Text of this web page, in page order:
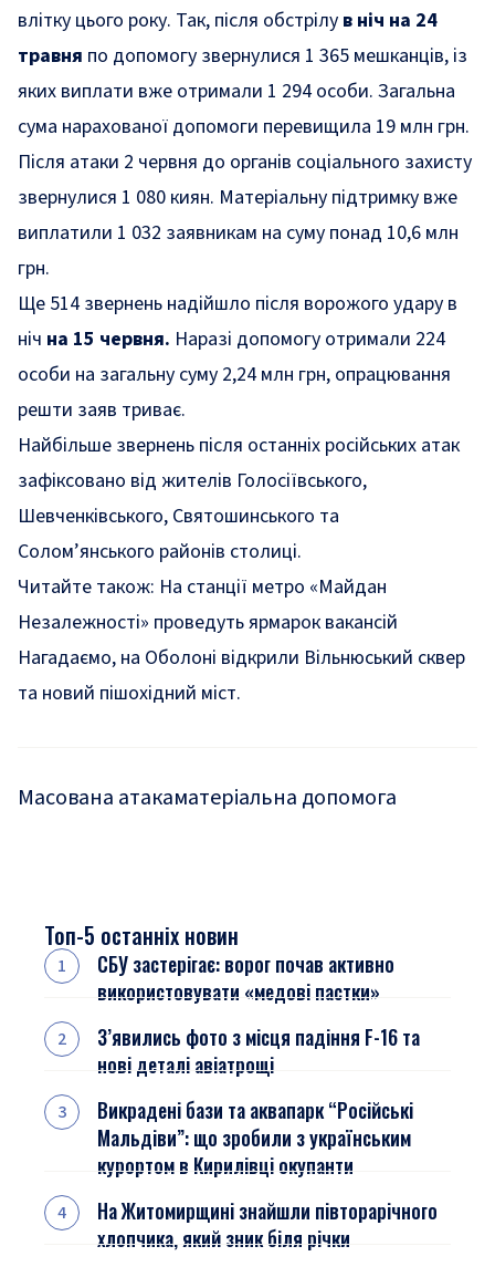
влітку цього року. Так, після обстрілу в ніч на 24
травня по допомогу звернулися 1 365 мешканців, із
яких виплати вже отримали 1 294 особи. Загальна
сума нарахованої допомоги перевищила 19 млн грн.
Після атаки 2 червня до органів соціального захисту
звернулися 1 080 киян. Матеріальну підтримку вже
виплатили 1 032 заявникам на суму понад 10,6 млн
грн.
Ще 514 звернень надійшло після ворожого удару в
ніч на 15 червня. Наразі допомогу отримали 224
особи на загальну суму 2,24 млн грн, опрацювання
решти заяв триває.
Найбільше звернень після останніх російських атак
зафіксовано від жителів Голосіївського,
Шевченківського, Святошинського та
Солом’янського районів столиці.
Читайте також: На станції метро «Майдан
Незалежності» проведуть ярмарок вакансій
Нагадаємо, на Оболоні відкрили Вільнюський сквер
та новий пішохідний міст.
Масована атакаматеріальна допомога
Топ-5 останніх новин
СБУ застерігає: ворог почав активно
використовувати «медові пастки»
З’явились фото з місця падіння F-16 та
нові деталі авіатрощі
Викрадені бази та аквапарк “Російські
Мальдіви”: що зробили з українським
курортом в Кирилівці окупанти
На Житомирщині знайшли півторарічного
хлопчика, який зник біля річки